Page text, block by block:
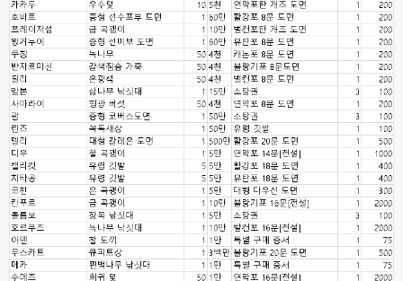
아 ~~~
esils 00:06
다른쪽에는 php8.4호스팅.
esils 00:07
라이믹스가 가볍긴한데 기능이라던지 좀 빠진부분도많고 안되는부분도많고
해서
고게임77 00:07
맞아요...
고게임77 00:07
안되는거 진짜 많아요...
esils 00:08
비슷은한데 또 불편한부분도 많더라구요